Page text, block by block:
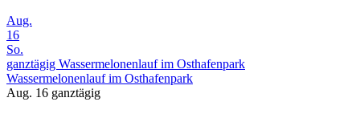
Aug.
16
So.
ganztägig Wassermelonenlauf im Osthafenpark
Wassermelonenlauf im Osthafenpark
Aug. 16 ganztägig